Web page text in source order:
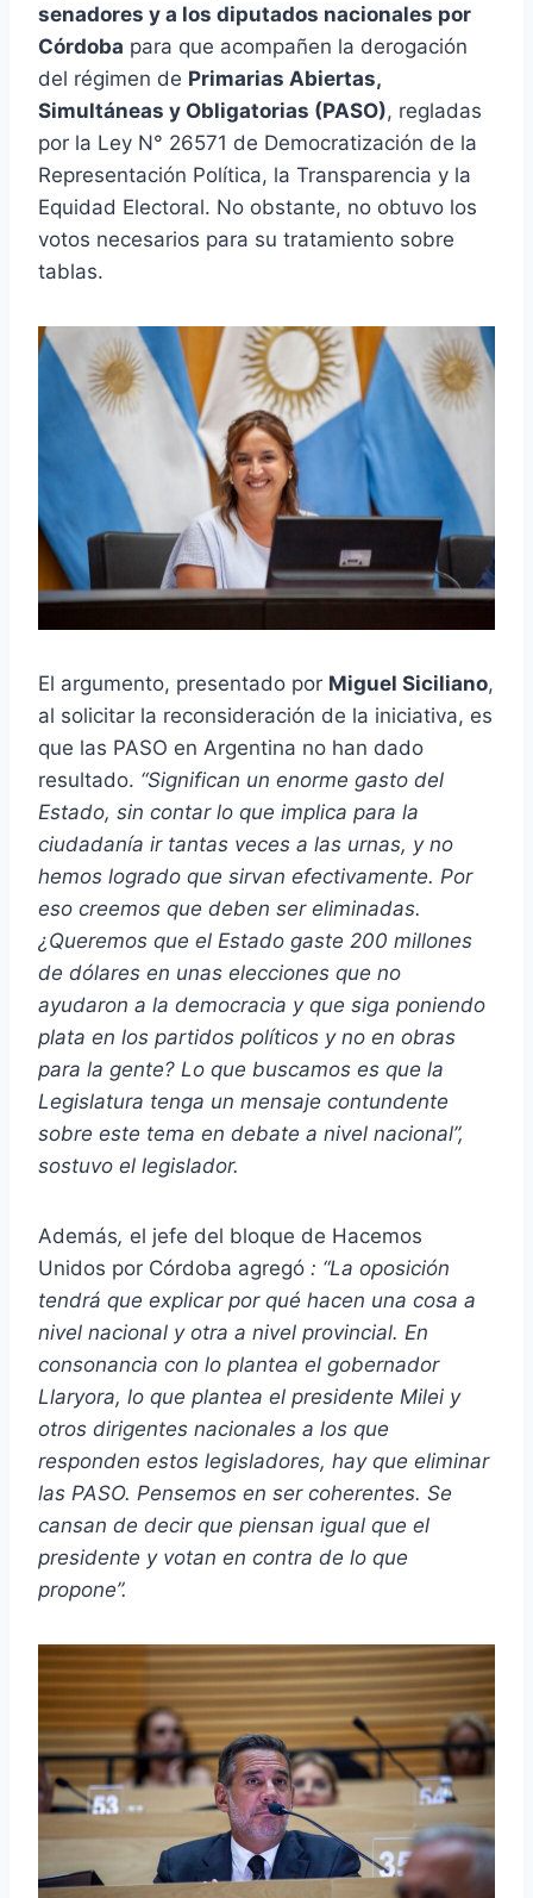
senadores y a los diputados nacionales por
Córdoba para que acompañen la derogación
del régimen de Primarias Abiertas,
Simultáneas y Obligatorias (PASO), regladas
por la Ley N° 26571 de Democratización de la
Representación Política, la Transparencia y la
Equidad Electoral. No obstante, no obtuvo los
votos necesarios para su tratamiento sobre
tablas.
El argumento, presentado por Miguel Siciliano,
al solicitar la reconsideración de la iniciativa, es
que las PASO en Argentina no han dado
resultado. “Significan un enorme gasto del
Estado, sin contar lo que implica para la
ciudadanía ir tantas veces a las urnas, y no
hemos logrado que sirvan efectivamente. Por
eso creemos que deben ser eliminadas.
¿Queremos que el Estado gaste 200 millones
de dólares en unas elecciones que no
ayudaron a la democracia y que siga poniendo
plata en los partidos políticos y no en obras
para la gente? Lo que buscamos es que la
Legislatura tenga un mensaje contundente
sobre este tema en debate a nivel nacional”,
sostuvo el legislador.
Además, el jefe del bloque de Hacemos
Unidos por Córdoba agregó : “La oposición
tendrá que explicar por qué hacen una cosa a
nivel nacional y otra a nivel provincial. En
consonancia con lo plantea el gobernador
Llaryora, lo que plantea el presidente Milei y
otros dirigentes nacionales a los que
responden estos legisladores, hay que eliminar
las PASO. Pensemos en ser coherentes. Se
cansan de decir que piensan igual que el
presidente y votan en contra de lo que
propone”.